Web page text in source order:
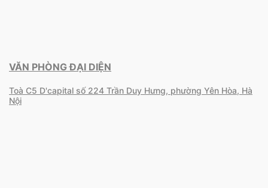
VĂN PHÒNG ĐẠI DIỆN
Toà C5 D'capital số 224 Trần Duy Hưng, phường Yên Hòa, Hà
Nội